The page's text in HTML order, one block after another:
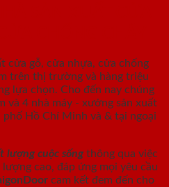
cửa gỗ, cửa nhựa, cửa chống
trên thị trường và hàng triệu
lựa chọn. Cho đến nay chúng
và 4 nhà máy - xưởng sản xuất
Hồ Chí Minh và & tại ngoại
lượng cuộc sống thông qua việc
cao, đáp ứng mọi yêu cầu
cam kết đem đến cho